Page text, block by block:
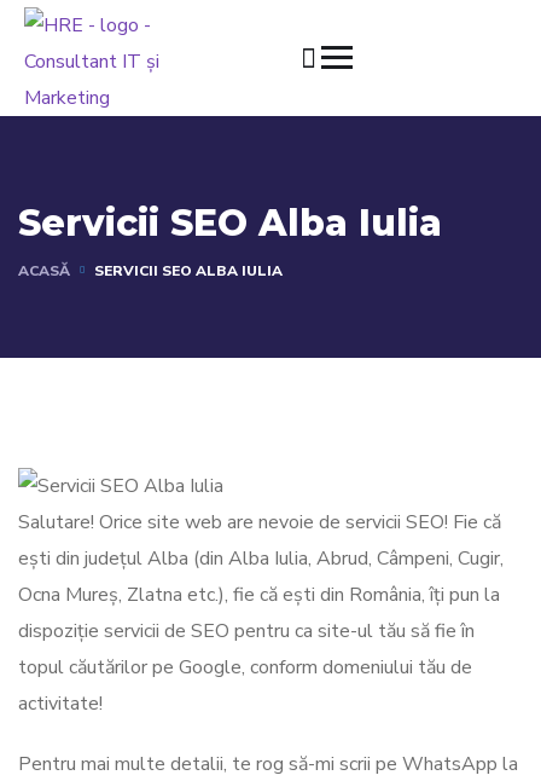
Servicii SEO Alba Iulia
ACASĂ SERVICII SEO ALBA IULIA
Salutare! Orice site web are nevoie de servicii SEO! Fie că
ești din județul Alba (din Alba Iulia, Abrud, Câmpeni, Cugir,
Ocna Mureș, Zlatna etc.), fie că ești din România, îți pun la
dispoziție servicii de SEO pentru ca site-ul tău să fie în
topul căutărilor pe Google, conform domeniului tău de
activitate!
Pentru mai multe detalii, te rog să-mi scrii pe WhatsApp la